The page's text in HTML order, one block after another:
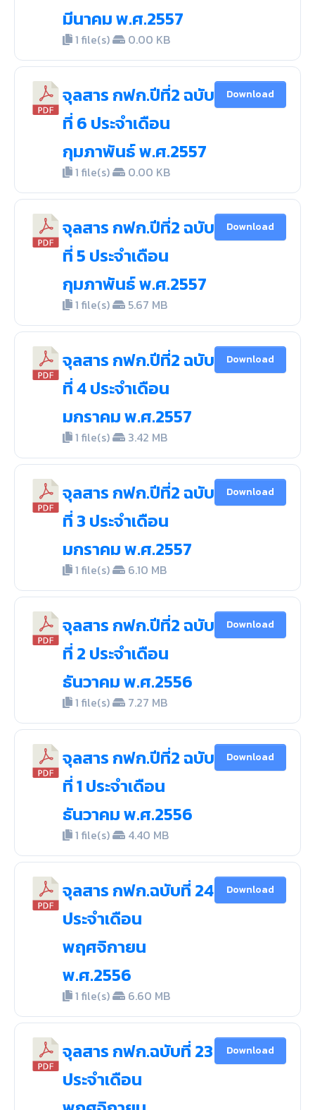
มีนาคม พ.ศ.2557
1 file(s) 0.00 KB
จุลสาร กฟก.ปีที่2 ฉบับ
ที่ 6 ประจำเดือน
กุมภาพันธ์ พ.ศ.2557
1 file(s) 0.00 KB
Download
จุลสาร กฟก.ปีที่2 ฉบับ
ที่ 5 ประจำเดือน
กุมภาพันธ์ พ.ศ.2557
1 file(s) 5.67 MB
Download
จุลสาร กฟก.ปีที่2 ฉบับ
ที่ 4 ประจำเดือน
มกราคม พ.ศ.2557
1 file(s) 3.42 MB
Download
จุลสาร กฟก.ปีที่2 ฉบับ
ที่ 3 ประจำเดือน
มกราคม พ.ศ.2557
1 file(s) 6.10 MB
Download
จุลสาร กฟก.ปีที่2 ฉบับ
ที่ 2 ประจำเดือน
ธันวาคม พ.ศ.2556
1 file(s) 7.27 MB
Download
จุลสาร กฟก.ปีที่2 ฉบับ
ที่ 1 ประจำเดือน
ธันวาคม พ.ศ.2556
1 file(s) 4.40 MB
Download
จุลสาร กฟก.ฉบับที่ 24
ประจำเดือน
พฤศจิกายน
พ.ศ.2556
1 file(s) 6.60 MB
Download
จุลสาร กฟก.ฉบับที่ 23
ประจำเดือน
Download